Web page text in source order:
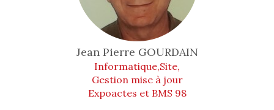
Jean Pierre GOURDAIN
Informatique,Site,
Gestion mise à jour
Expoactes et BMS 98